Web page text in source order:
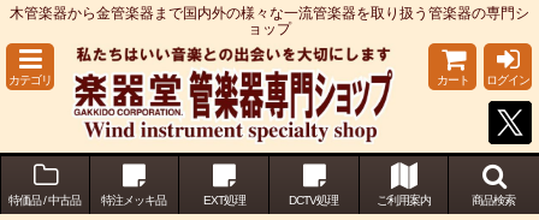
木管楽器から金管楽器まで国内外の様々な一流管楽器を取り扱う管楽器の専門シ
ョップ
カテゴリ カート ログイン
特価品 / 中古品 特注メッキ品 EXT処理 DCTV処理 ご利用案内 商品検索